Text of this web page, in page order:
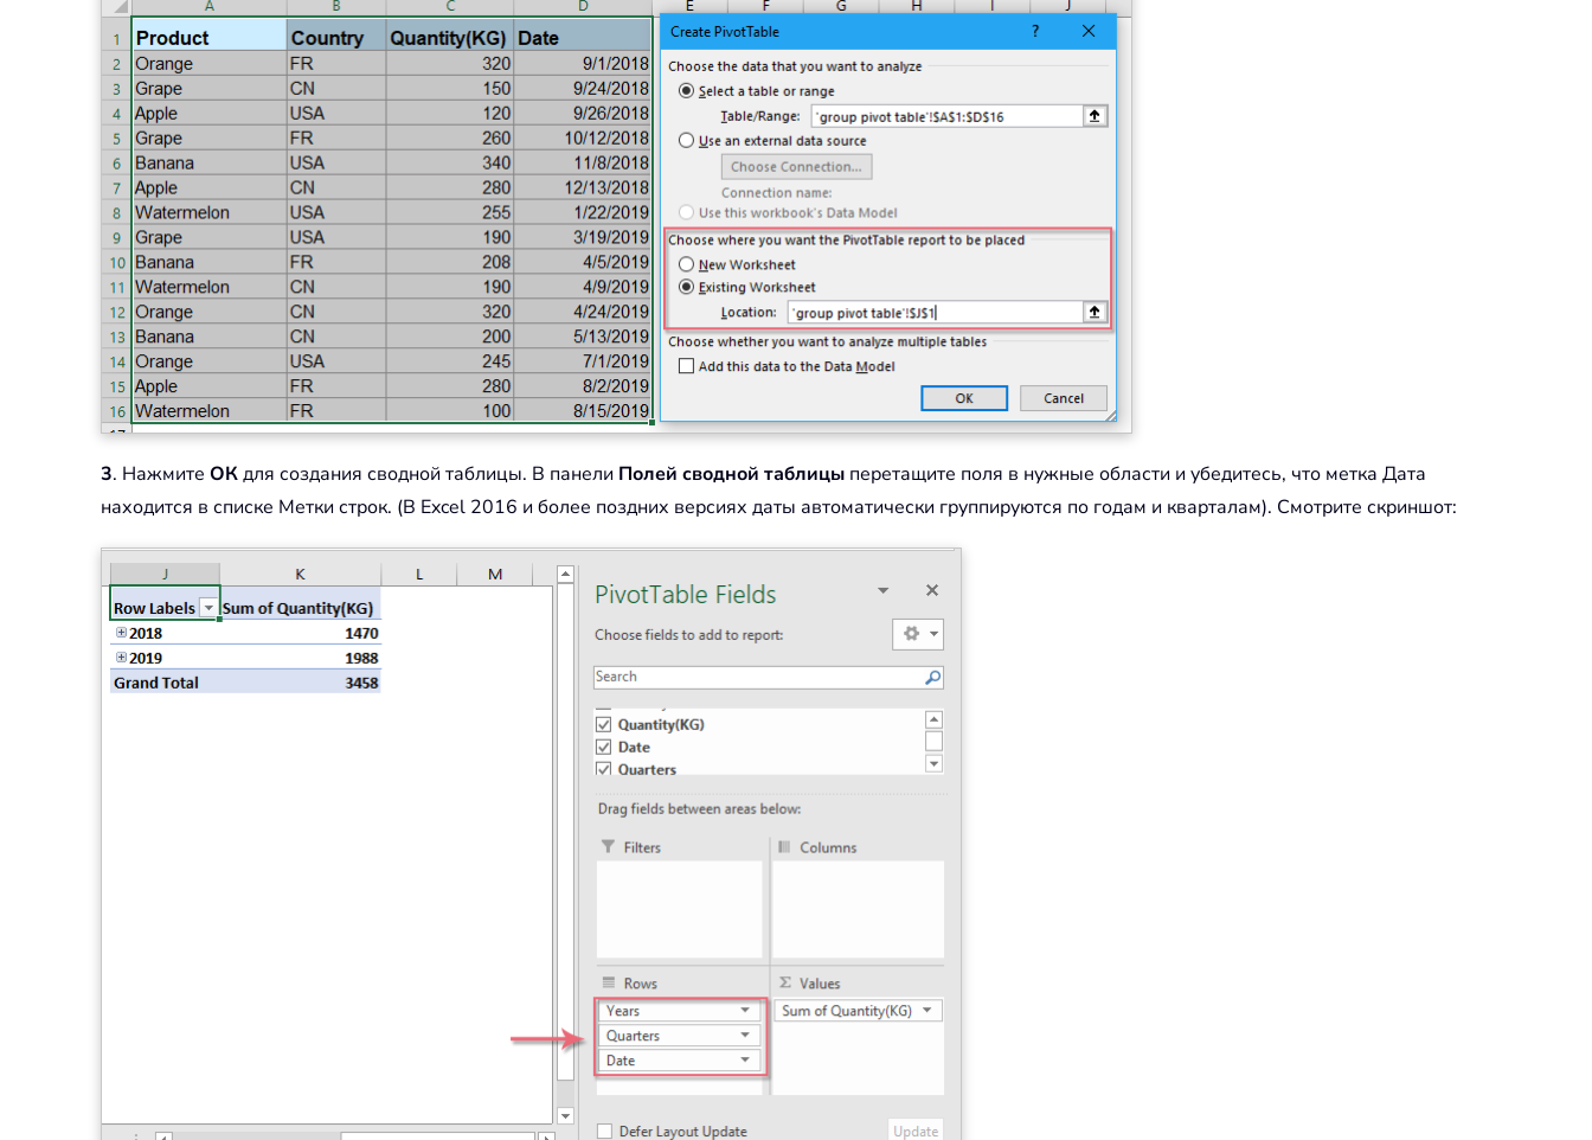
3. Нажмите ОКдля создания сводной таблицы. В панели Полей сводной таблицы перетащите поля в нужные области и убедитесь, что метка Дата
находится в списке Метки строк. (В Excel 2016 и более поздних версиях даты автоматически группируются по годам и кварталам). Смотрите скриншот: